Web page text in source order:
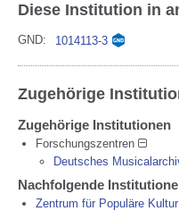
Diese Institution in
GND: 1014113-3
Zugehörige
Zugehörige Institutionen
Forschungszentren
Deutsches
Nachfolgende
Zentrum für Populäre